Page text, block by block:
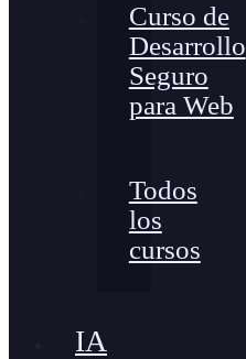
Curso de
Desarrollo
Seguro
para Web
Todos
los
cursos
IA